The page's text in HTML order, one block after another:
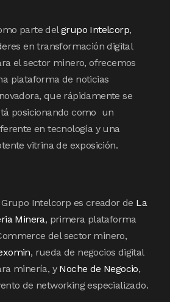
parte delgrupo Intelcorp,
en transformación digital
el sector minero, ofrecemos
plataforma de noticias
que rápidamente se
posicionando como un
en tecnología y una
vitrina de exposición.
Grupo Intelcorp es creador de La
Minera, primera plataforma
del sector minero,
, rueda de negocios digital
minería, y Noche de Negocio,
de networking especializado.